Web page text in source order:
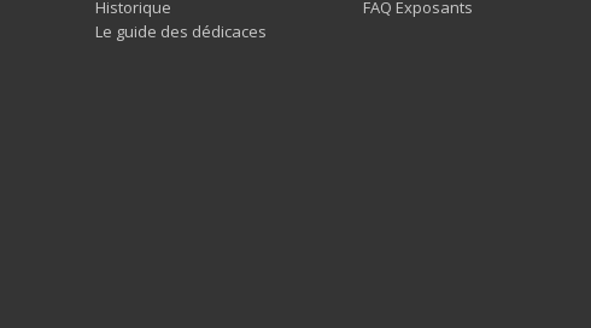
Historique
Le guide des dédicaces
FAQ Exposants